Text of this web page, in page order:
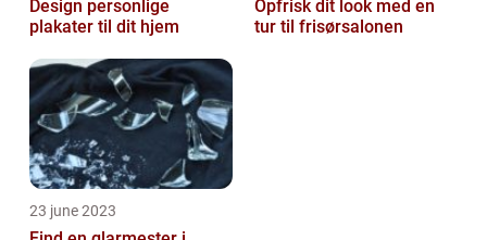
Design personlige
plakater til dit hjem
Opfrisk dit look med en
tur til frisørsalonen
23 june 2023